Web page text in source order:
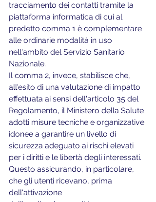
tracciamento dei contatti tramite la
piattaforma informatica di cui al
predetto comma 1 è complementare
alle ordinarie modalità in uso
nell'ambito del Servizio Sanitario
Nazionale.
Il comma 2, invece, stabilisce che,
all'esito di una valutazione di impatto
effettuata ai sensi dell'articolo 35 del
Regolamento, il Ministero della Salute
adotti misure tecniche e organizzative
idonee a garantire un livello di
sicurezza adeguato ai rischi elevati
per i diritti e le libertà degli interessati.
Questo assicurando, in particolare,
che gli utenti ricevano, prima
dell'attivazione